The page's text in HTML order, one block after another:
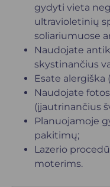
gydyti vieta
ultravioletinių
soliariumuose
Naudojate
skystinančius
Esate alergiška
Naudojate
(įjautrinančius
Planuojamoje
pakitimų;
Lazerio
moterims.